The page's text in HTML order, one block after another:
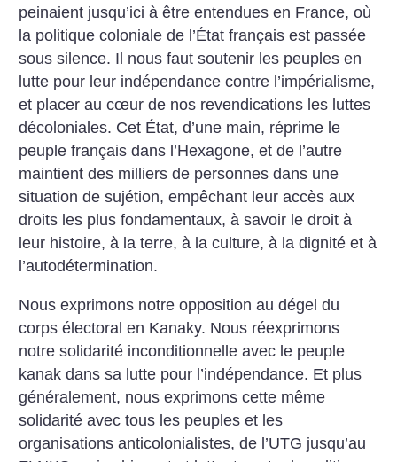
peinaient jusqu’ici à être entendues en France, où
la politique coloniale de l’État français est passée
sous silence. Il nous faut soutenir les peuples en
lutte pour leur indépendance contre l’impérialisme,
et placer au cœur de nos revendications les luttes
décoloniales. Cet État, d’une main, réprime le
peuple français dans l’Hexagone, et de l’autre
maintient des milliers de personnes dans une
situation de sujétion, empêchant leur accès aux
droits les plus fondamentaux, à savoir le droit à
leur histoire, à la terre, à la culture, à la dignité et à
l’autodétermination.
Nous exprimons notre opposition au dégel du
corps électoral en Kanaky. Nous réexprimons
notre solidarité inconditionnelle avec le peuple
kanak dans sa lutte pour l’indépendance. Et plus
généralement, nous exprimons cette même
solidarité avec tous les peuples et les
organisations anticolonialistes, de l’UTG jusqu’au